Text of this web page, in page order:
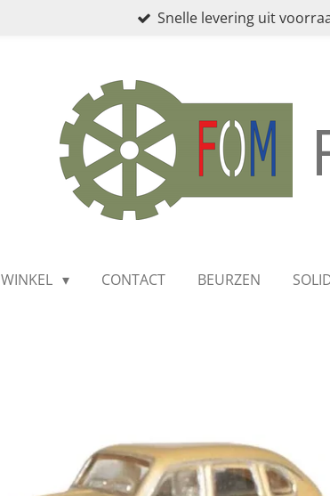
Snelle levering uit
WINKEL CONTACT BEURZEN